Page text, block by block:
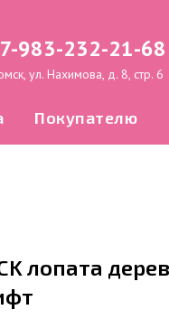
983-232-21-68
ул. Нахимова, д. 8, стр. 6
Покупателю
лопата